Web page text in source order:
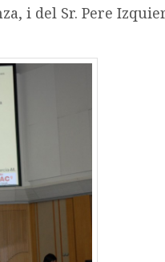
i del Sr. Pere